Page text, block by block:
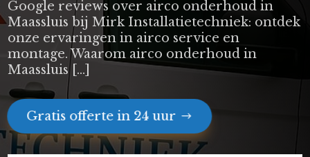
Google reviews over airco onderhoud in
Maassluis bij Mirk Installatietechniek: ontdek
onze ervaringen in airco service en
montage. Waarom airco onderhoud in
Maassluis […]
Gratis offerte in 24 uur